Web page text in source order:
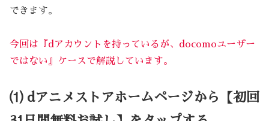
できます。
今回は『dアカウントを持っているが、docomoユーザー
ではない』ケースで解説しています。
⑴ dアニメストアホームページから【初回